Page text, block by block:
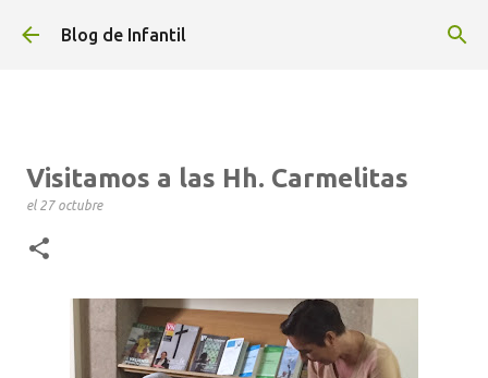
Ir al contenido principal
Blog de Infantil
Visitamos a las Hh. Carmelitas
el 27 octubre